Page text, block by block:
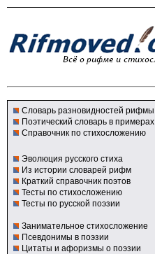
Словарь разновидностей рифмы
Поэтический словарь в примерах
Справочник по стихосложению
Эволюция русского стиха
Из истории словарей рифм
Краткий справочник поэтов
Тесты по стихосложению
Тесты по русской поэзии
Занимательное стихосложение
Псевдонимы в поэзии
Цитаты и афоризмы о поэзии